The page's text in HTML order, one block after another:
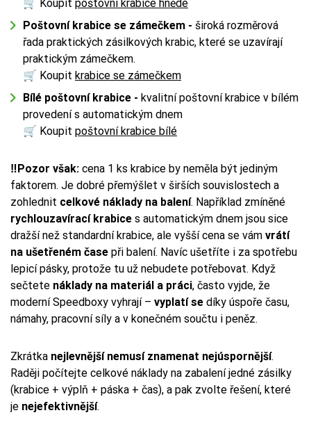
🛒 Koupit poštovní krabice hnědé
Poštovní krabice se zámečkem - široká rozměrová
řada praktických zásilkových krabic, které se uzavírají
praktickým zámečkem.
🛒 Koupit krabice se zámečkem
Bílé poštovní krabice - kvalitní poštovní krabice v bílém
provedení s automatickým dnem
🛒 Koupit poštovní krabice bílé
‼️Pozor však: cena 1 ks krabice by neměla být jediným
faktorem. Je dobré přemýšlet v širších souvislostech a
zohlednit celkové náklady na balení. Například zmíněné
rychlouzavírací krabice s automatickým dnem jsou sice
dražší než standardní krabice, ale vyšší cena se vám vrátí
na ušetřeném čase při balení. Navíc ušetříte i za spotřebu
lepicí pásky, protože tu už nebudete potřebovat. Když
sečtete náklady na materiál a práci, často vyjde, že
moderní Speedboxy vyhrají – vyplatí se díky úspoře času,
námahy, pracovní síly a v konečném součtu i peněz.
Zkrátka nejlevnější nemusí znamenat nejúspornější.
Raději počítejte celkové náklady na zabalení jedné zásilky
(krabice + výplň + páska + čas), a pak zvolte řešení, které
je nejefektivnější.